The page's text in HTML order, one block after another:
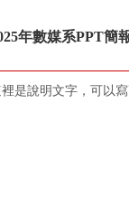
年數媒系PPT簡
是說明文字，可以寫